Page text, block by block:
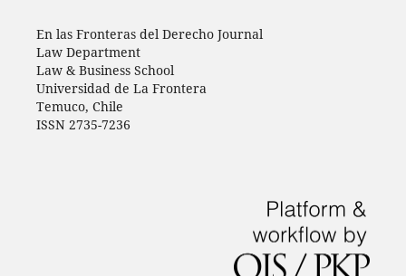
En las Fronteras del Derecho Journal
Law Department
Law & Business School
Universidad de La Frontera
Temuco, Chile
ISSN 2735-7236